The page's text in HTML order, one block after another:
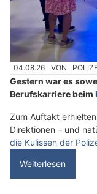
04.08.26 VON
Gestern war es
Berufskarriere beim
Zum Auftakt
Direktionen – und
die Kulissen der
Weiterlesen